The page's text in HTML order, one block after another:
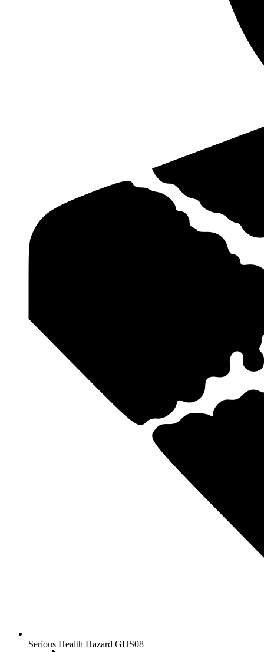
Serious Health Hazard GHS08